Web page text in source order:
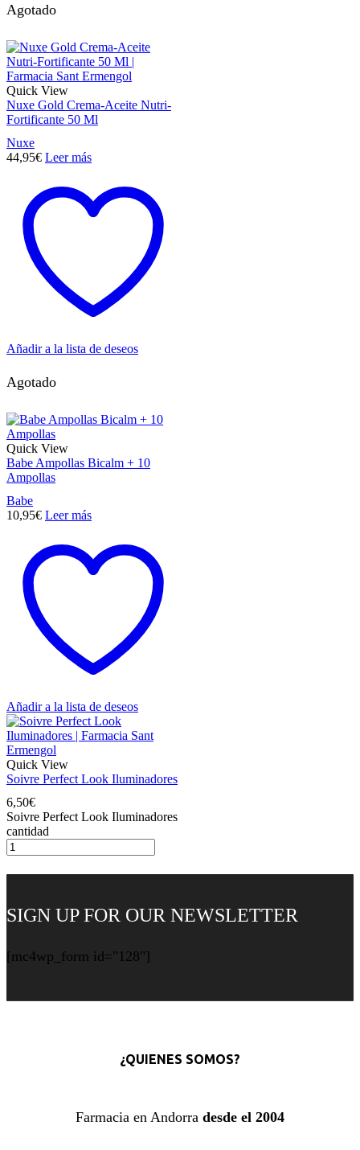
Agotado
Quick View
Nuxe Gold Crema-Aceite Nutri-
Fortificante 50 Ml
Nuxe
44,95€ Leer más
Añadir a la lista de deseos
Agotado
Quick View
Babe Ampollas Bicalm + 10
Ampollas
Babe
10,95€ Leer más
Añadir a la lista de deseos
Quick View
Soivre Perfect Look Iluminadores
6,50€
Soivre Perfect Look Iluminadores
cantidad
SIGN UP FOR OUR NEWSLETTER
[mc4wp_form id="128"]
¿QUIENES SOMOS?
Farmacia en Andorra desde el 2004